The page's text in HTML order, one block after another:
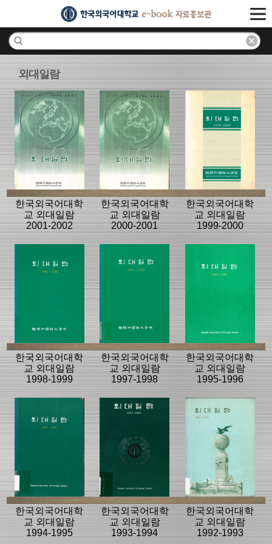
외대일람
한국외국어대학
교 외대일람
2001-2002
한국외국어대학
교 외대일람
2000-2001
한국외국어대학
교 외대일람
1999-2000
한국외국어대학
교 외대일람
1998-1999
한국외국어대학
교 외대일람
1997-1998
한국외국어대학
교 외대일람
1995-1996
한국외국어대학
교 외대일람
1994-1995
한국외국어대학
교 외대일람
1993-1994
한국외국어대학
교 외대일람
1992-1993